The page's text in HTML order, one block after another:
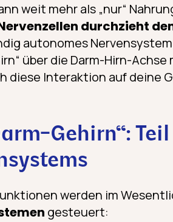
weit mehr als „nur“
durchzieht
autonomes
über die Darm-Hirn-
diese Interaktion auf deine
Gehirn“:
werden im
gesteuert: